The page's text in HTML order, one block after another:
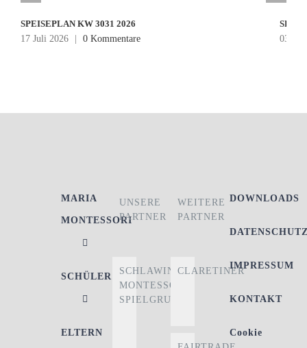
SPEISEPLAN KW 3031 2026
17 Juli 2026
| 0 Kommentare
03
MARIA
MONTESSORI
SCHÜLER
ELTERN
UNSERE
PARTNER
SCHLAWINER
MONTESSORI-
SPIELGRUPPE
WEITERE
PARTNER
CLARETINER
DOWNLOADS
IMPRESSUM
KONTAKT
Cookie